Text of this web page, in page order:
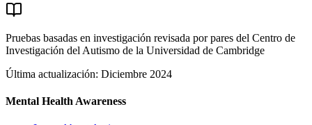
Pruebas basadas en investigación revisada por pares del Centro de
Investigación del Autismo de la Universidad de Cambridge
Última actualización: Diciembre 2024
Mental Health Awareness